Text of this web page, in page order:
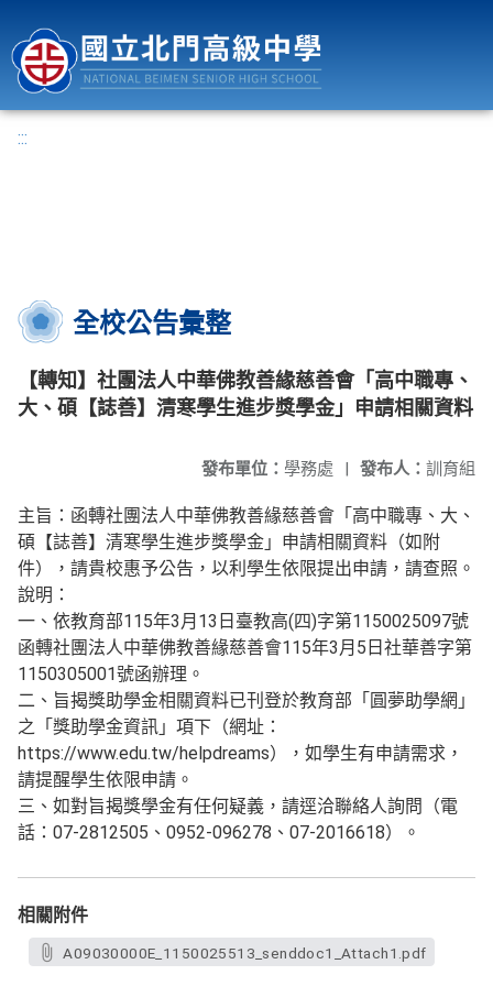
:::
全校公告彙整
【轉知】社團法人中華佛教善緣慈善會「高中職專、
大、碩【誌善】清寒學生進步獎學金」申請相關資料
發布人： 訓育組
發布單位： 學務處 |
主旨：函轉社團法人中華佛教善緣慈善會「高中職專、大、
碩【誌善】清寒學生進步獎學金」申請相關資料（如附
件），請貴校惠予公告，以利學生依限提出申請，請查照。
說明：
一、依教育部115年3月13日臺教高(四)字第1150025097號
函轉社團法人中華佛教善緣慈善會115年3月5日社華善字第
1150305001號函辦理。
二、旨揭獎助學金相關資料已刊登於教育部「圓夢助學網」
之「獎助學金資訊」項下（網址：
https://www.edu.tw/helpdreams），如學生有申請需求，
請提醒學生依限申請。
三、如對旨揭獎學金有任何疑義，請逕洽聯絡人詢問（電
話：07-2812505、0952-096278、07-2016618）。
相關附件
A09030000E_1150025513_senddoc1_Attach1.pdf